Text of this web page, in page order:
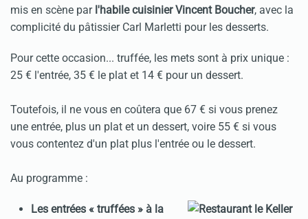
mis en scène parl'habile cuisinier Vincent Boucher, avec la
complicité du pâtissier Carl Marletti pour les desserts.
Pour cette occasion... truffée, les mets sont à prix unique :
25 € l'entrée, 35 € le plat et 14 € pour un dessert.
Toutefois, il ne vous en coûtera que 67 € si vous prenez
une entrée, plus un plat et un dessert, voire 55 € si vous
vous contentez d'un plat plus l'entrée ou le dessert.
Au programme :
Les entrées « truffées » à la